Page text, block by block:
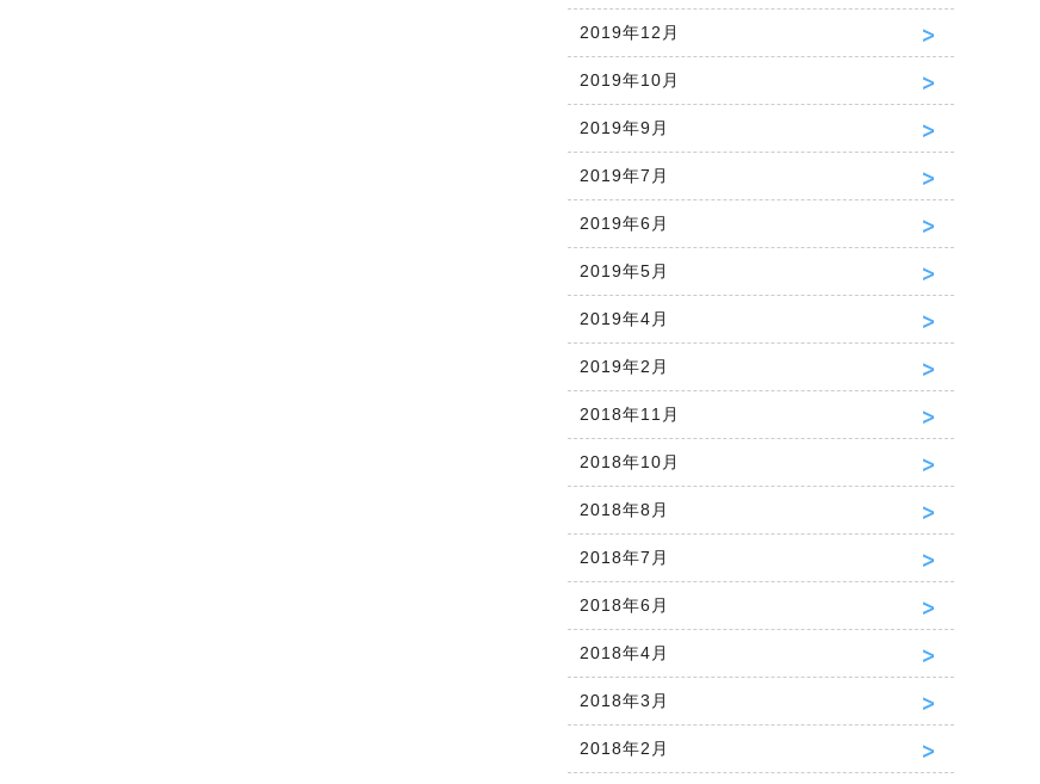
2019年12月
2019年10月
2019年9月
2019年7月
2019年6月
2019年5月
2019年4月
2019年2月
2018年11月
2018年10月
2018年8月
2018年7月
2018年6月
2018年4月
2018年3月
2018年2月